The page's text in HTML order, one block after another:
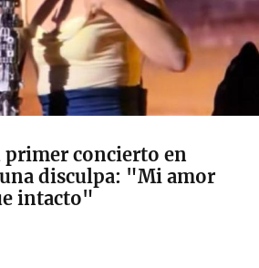
primer concierto en
disculpa: "Mi amor
intacto"